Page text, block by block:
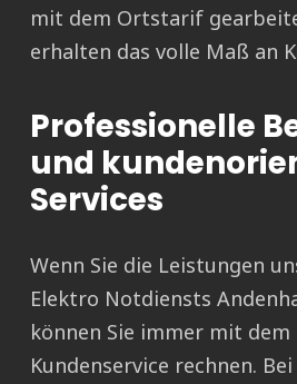
mit dem Ortstarif
erhalten das volle Maß an
Professionelle
und
Services
Wenn Sie die Leistungen
Elektro Notdiensts
können Sie immer mit
Kundenservice rechnen.